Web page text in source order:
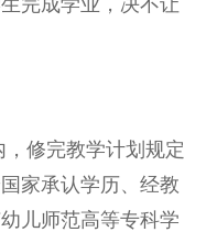
修完教学计划规定
家承认学历、经教
儿师范高等专科学